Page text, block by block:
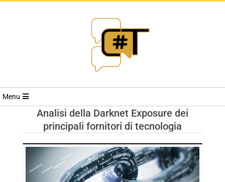
RIVISTA
TRENDS
Menu
Analisi della Darknet Exposure dei
principali fornitori di tecnologia